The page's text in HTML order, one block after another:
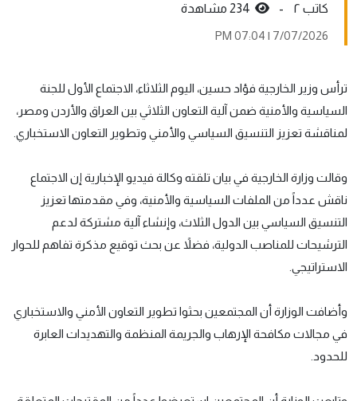
کاتب ٢ -
7/07/2026 | 07:04 PM
ترأس وزير الخارجية فؤاد حسين، اليوم الثلاثاء، الاجتماع الأول للجنة
السياسية والأمنية ضمن آلية التعاون الثلاثي بين العراق والأردن ومصر،
لمناقشة تعزيز التنسيق السياسي والأمني وتطوير التعاون الاستخباري.
وقالت وزارة الخارجية في بيان تلقته وكالة فيديو الإخبارية إن الاجتماع
ناقش عدداً من الملفات السياسية والأمنية، وفي مقدمتها تعزيز
التنسيق السياسي بين الدول الثلاث، وإنشاء آلية مشتركة لدعم
الترشيحات للمناصب الدولية، فضلاً عن بحث توقيع مذكرة تفاهم للحوار
الاستراتيجي.
وأضافت الوزارة أن المجتمعين بحثوا تطوير التعاون الأمني والاستخباري
في مجالات مكافحة الإرهاب والجريمة المنظمة والتهديدات العابرة
للحدود.